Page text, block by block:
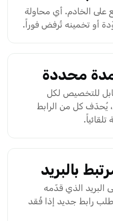
على الخادم. أي محاولة
أو تخمينه تُرفض فوراً.
محددة
قابل للتخصيص لكل
يُحذَف كل من الرابط
بالبريد
البريد الذي قدّمه
رابط جديد إذا فُقد